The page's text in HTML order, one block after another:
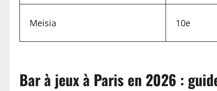
Meisia 10e
Bar à jeux à Paris en 2026 :